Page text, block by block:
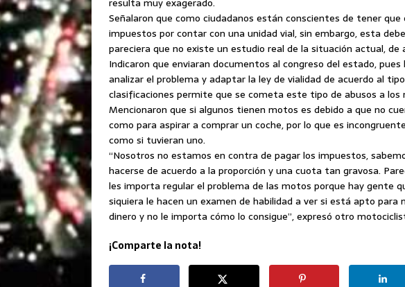
Señalaron que como ciudadanos están conscientes de tener
impuestos por contar con una unidad vial, sin embargo, esta
pareciera que no existe un estudio real de la situación actual, de
Indicaron que enviaran documentos al congreso del estado,
analizar el problema y adaptar la ley de vialidad de acuerdo al
clasificaciones permite que se cometa este tipo de abusos a los
Mencionaron que si algunos tienen motos es debido a que no
como para aspirar a comprar un coche, por lo que es
como si tuvieran uno.
“Nosotros no estamos en contra de pagar los impuestos,
hacerse de acuerdo a la proporción y una cuota tan gravosa.
les importa regular el problema de las motos porque hay gente
siquiera le hacen un examen de habilidad a ver si está apto para
dinero y no le importa cómo lo consigue”, expresó otro
¡Comparte la nota!